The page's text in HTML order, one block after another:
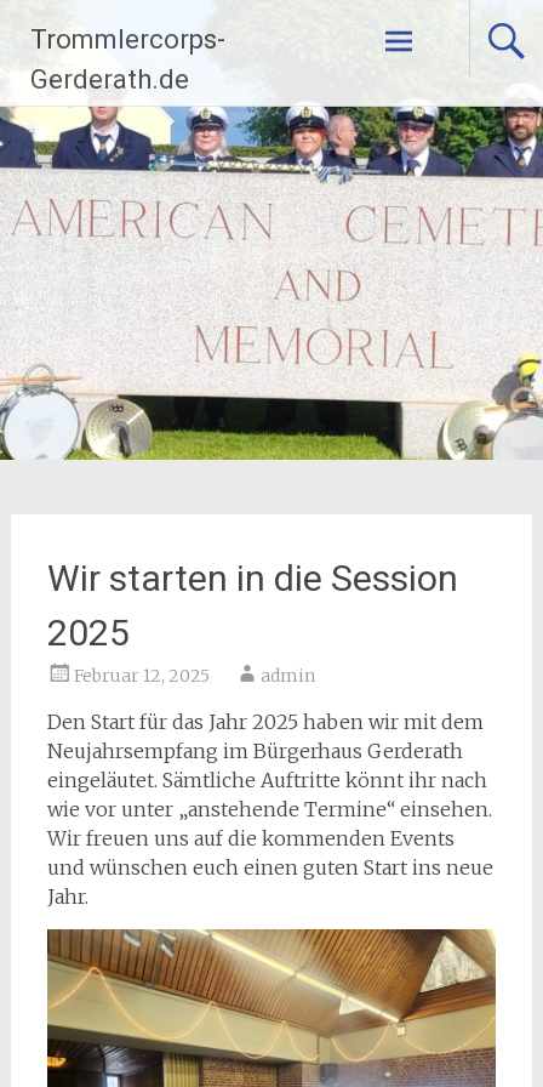
Inhalt
springen
Trommlercorps-
Gerderath.de
Wir starten in die Session
2025
Februar 12, 2025 admin
Den Start für das Jahr 2025 haben wir mit dem
Neujahrsempfang im Bürgerhaus Gerderath
eingeläutet. Sämtliche Auftritte könnt ihr nach
wie vor unter „anstehende Termine“ einsehen.
Wir freuen uns auf die kommenden Events
und wünschen euch einen guten Start ins neue
Jahr.